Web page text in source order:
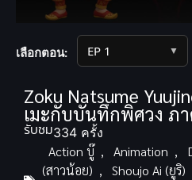
เลือกตอน: ▼
Zoku Natsume
เมะกับบันทึกพิศวง ภ
รับชม334 ครั้ง
Action บู๊ , Animation ,
(สาวน้อย) , Shoujo Ai (ยูริ)